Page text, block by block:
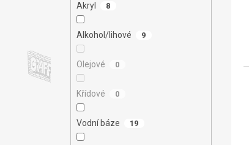
Akryl 8
Alkohol/lihové 9
Olejové 0
Křídové 0
Vodní báze 19